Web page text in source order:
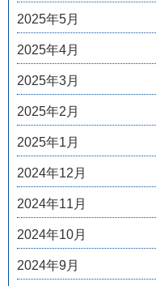
2025年5月
2025年4月
2025年3月
2025年2月
2025年1月
2024年12月
2024年11月
2024年10月
2024年9月